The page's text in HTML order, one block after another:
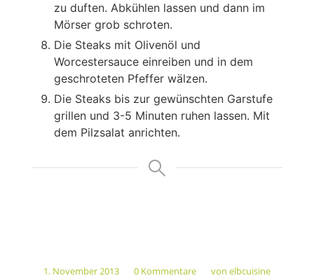
zu duften. Abkühlen lassen und dann im
Mörser grob schroten.
Die Steaks mit Olivenöl und
Worcestersauce einreiben und in dem
geschroteten Pfeffer wälzen.
Die Steaks bis zur gewünschten Garstufe
grillen und 3-5 Minuten ruhen lassen. Mit
dem Pilzsalat anrichten.
1. November 2013
/ 0 Kommentare
/ von elbcuisine